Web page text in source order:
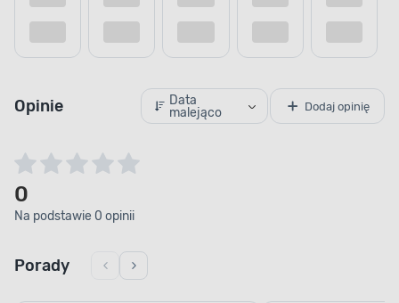
Opinie
Data
malejąco
Dodaj opinię
0
Na podstawie 0 opinii
Porady